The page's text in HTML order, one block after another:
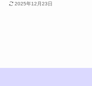
2025年12月23日